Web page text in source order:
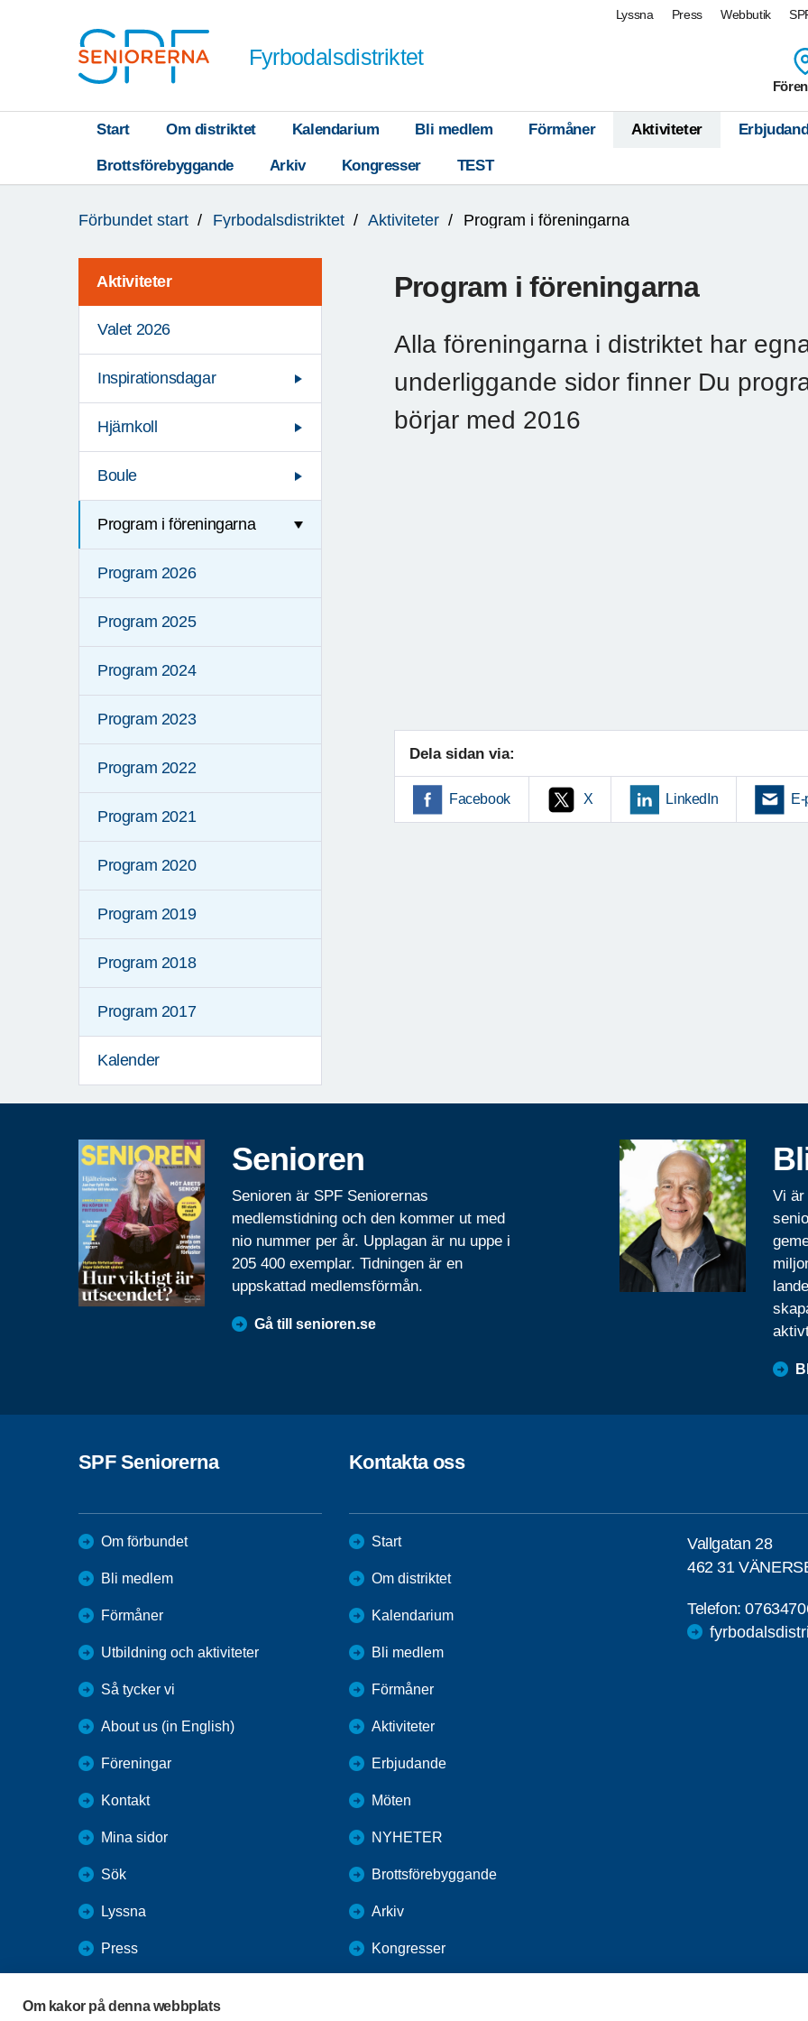
Om kakor på denna webbplats
Lyssna Press Webbutik
Fyrbodalsdistriktet
Start Om distriktet Kalendarium Bli medlem Förmåner Aktiviteter
Brottsförebyggande Arkiv Kongresser TEST
är
Förbundet start Fyrbodalsdistriktet Aktiviteter Program i föreningarna
Aktiviteter
Valet 2026
Inspirationsdagar
Hjärnkoll
Boule
Program i föreningarna
Program 2026
Program 2025
Program 2024
Program 2023
Program 2022
Program 2021
Program 2020
Program 2019
Program 2018
Program 2017
Kalender
Program i föreningarna
Alla föreningarna i distriktet har
underliggande sidor finner Du
börjar med 2016
Dela sidan via:
Facebook X LinkedIn
Senioren
Senioren är SPF Seniorernas
medlemstidning och den kommer ut med
nio nummer per år. Upplagan är nu uppe i
205 400 exemplar. Tidningen är en
uppskattad medlemsförmån.
Gå till senioren.se
Vi är
SPF Seniorerna
Om förbundet
Bli medlem
Förmåner
Utbildning och aktiviteter
Så tycker vi
About us (in English)
Föreningar
Kontakt
Mina sidor
Sök
Lyssna
Press
Kontakta oss
Start
Om distriktet
Kalendarium
Bli medlem
Förmåner
Aktiviteter
Erbjudande
Möten
NYHETER
Brottsförebyggande
Arkiv
Kongresser
Vallgatan 28
462 31
Telefon: